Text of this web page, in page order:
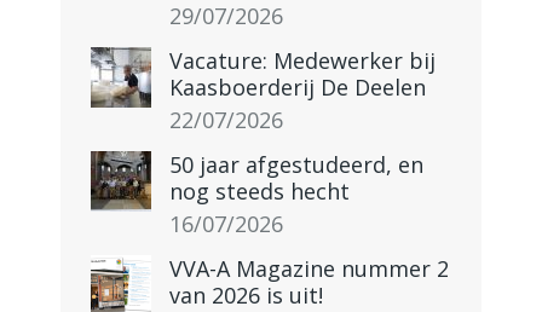
29/07/2026
Vacature: Medewerker bij
Kaasboerderij De Deelen
22/07/2026
50 jaar afgestudeerd, en
nog steeds hecht
16/07/2026
VVA-A Magazine nummer 2
van 2026 is uit!